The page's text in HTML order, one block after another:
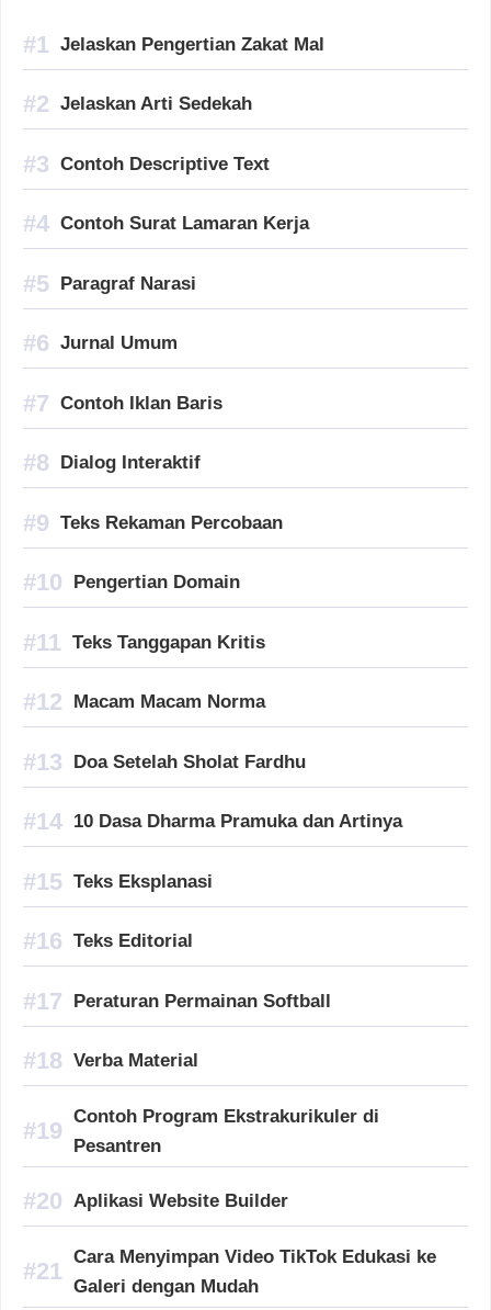
Jelaskan Pengertian Zakat Mal
Jelaskan Arti Sedekah
Contoh Descriptive Text
Contoh Surat Lamaran Kerja
Paragraf Narasi
Jurnal Umum
Contoh Iklan Baris
Dialog Interaktif
Teks Rekaman Percobaan
Pengertian Domain
Teks Tanggapan Kritis
Macam Macam Norma
Doa Setelah Sholat Fardhu
10 Dasa Dharma Pramuka dan Artinya
Teks Eksplanasi
Teks Editorial
Peraturan Permainan Softball
Verba Material
Contoh Program Ekstrakurikuler di
Pesantren
Aplikasi Website Builder
Cara Menyimpan Video TikTok Edukasi ke
Galeri dengan Mudah